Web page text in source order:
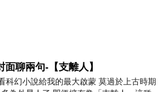
面聊兩句-【支離人】
科幻小說給我的最大啟蒙 莫過於上古時期